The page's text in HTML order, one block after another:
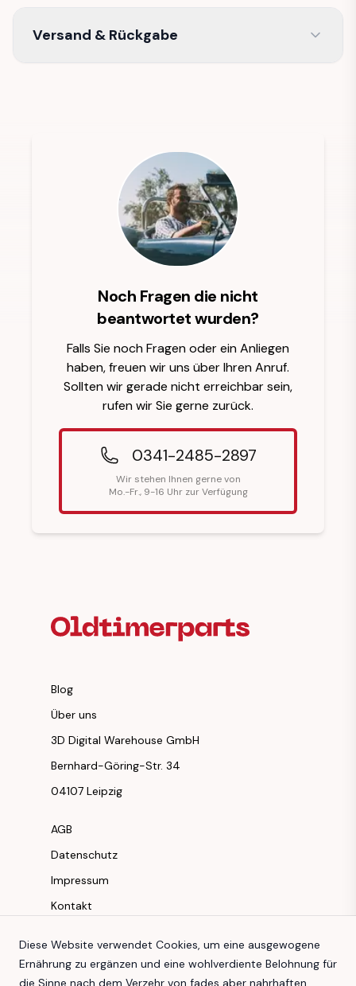
Versand & Rückgabe
Noch Fragen die nicht
beantwortet wurden?
Falls Sie noch Fragen oder ein Anliegen
haben, freuen wir uns über Ihren Anruf.
Sollten wir gerade nicht erreichbar sein,
rufen wir Sie gerne zurück.
0341-2485-2897
Wir stehen Ihnen gerne von
Mo.-Fr., 9-16 Uhr zur Verfügung
Blog
Über uns
3D Digital Warehouse GmbH
Bernhard-Göring-Str. 34
04107 Leipzig
AGB
Datenschutz
Impressum
Kontakt
Instagram
Facebook
Diese Website verwendet Cookies, um eine ausgewogene
Ernährung zu ergänzen und eine wohlverdiente Belohnung für
die Sinne nach dem Verzehr von fades aber nahrhaften